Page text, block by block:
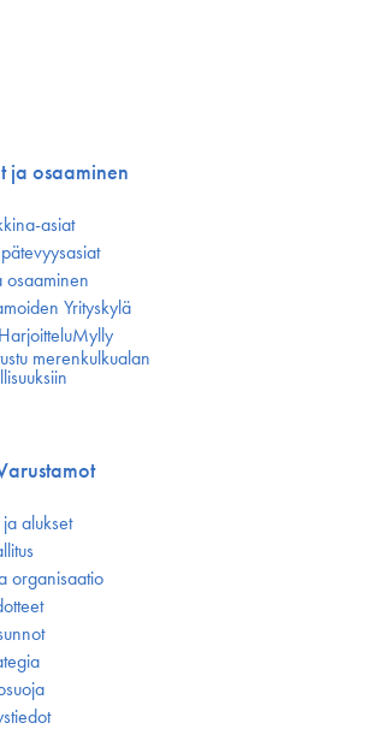
ja osaaminen
asiat
osaaminen
Yrityskylä
merenkulkualan
alukset
organisaatio